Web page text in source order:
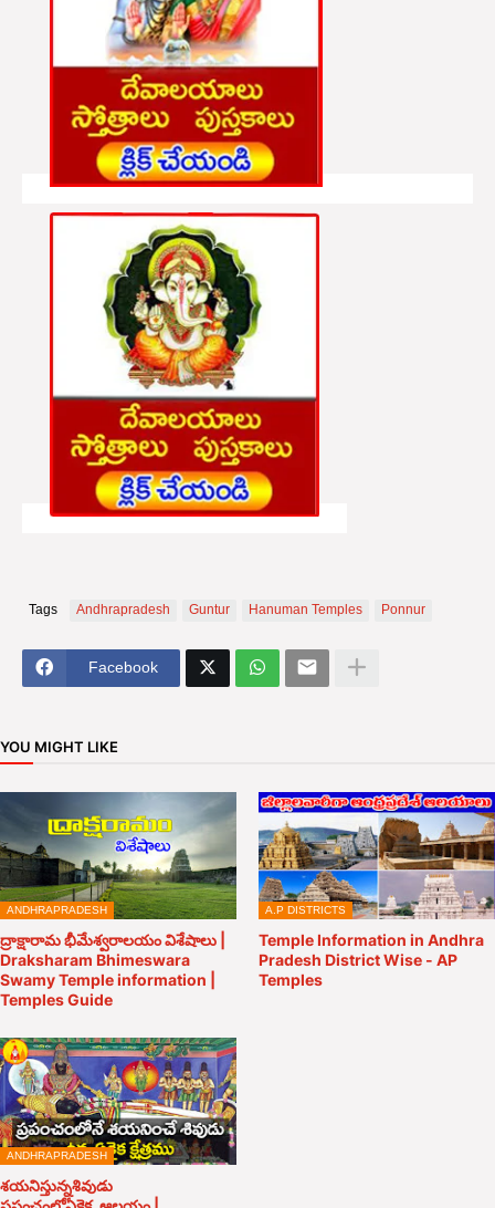
Tags Andhrapradesh Guntur Hanuman Temples Ponnur
Facebook
YOU MIGHT LIKE
ANDHRAPRADESH
ద్రాక్షారామ భీమేశ్వరాలయం విశేషాలు |
Draksharam Bhimeswara
Swamy Temple information |
Temples Guide
A.P DISTRICTS
Temple Information in Andhra
Pradesh District Wise - AP
Temples
ANDHRAPRADESH
శయనిస్తున్నశివుడు